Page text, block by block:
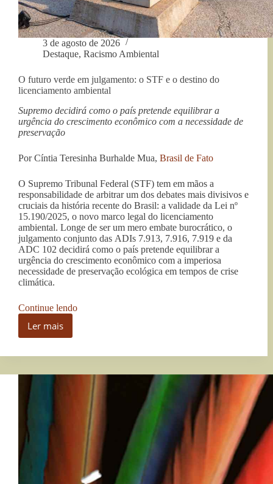
3 de agosto de 2026
Destaque, Racismo Ambiental
O futuro verde em julgamento: o STF e o destino do
licenciamento ambiental
Supremo decidirá como o país pretende equilibrar a
urgência do crescimento econômico com a necessidade de
preservação
Por Cíntia Teresinha Burhalde Mua, Brasil de Fato
O Supremo Tribunal Federal (STF) tem em mãos a
responsabilidade de arbitrar um dos debates mais divisivos e
cruciais da história recente do Brasil: a validade da Lei nº
15.190/2025, o novo marco legal do licenciamento
ambiental. Longe de ser um mero embate burocrático, o
julgamento conjunto das ADIs 7.913, 7.916, 7.919 e da
ADC 102 decidirá como o país pretende equilibrar a
urgência do crescimento econômico com a imperiosa
necessidade de preservação ecológica em tempos de crise
climática.
Continue lendo“O
STF
destino
licenciamento
ambiental”
Ler mais
O
verde
julgamento:
o
do
licenciamento
ambiental